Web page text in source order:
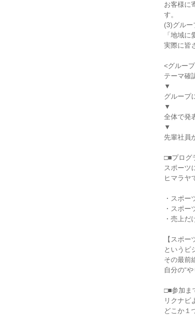
お客様に
す。
(3)グルー
「地域
実際に皆
<グルー
テーマ確
▼
グループ
▼
全体で発
▼
先輩社員
□■プログ
スポーツ
ヒマラヤ
・スポ
・スポ
・売上
【スポ
というビ
その最前
自分の“
□■参加ま
リクナビ
どこか１